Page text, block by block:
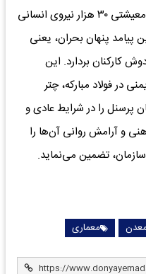
پشتیبانی همه‌جانبه و تضمین امنیت معیشتی ۳۰ هزار نیروی انسانی
پیامد پنهان بحران، یعنی
کارکنان بردارد. این
در فولاد مبارکه، چتر
پرسنل را در شرایط عادی و
و آرامش روانی آن‌ها را
تضمین می‌نماید.
معماری